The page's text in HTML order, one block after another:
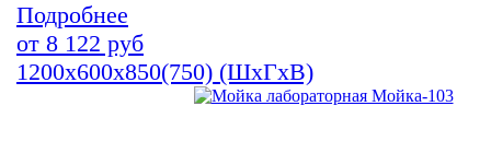
Подробнее
от 8 122 руб
1200х600х850(750) (ШхГхВ)